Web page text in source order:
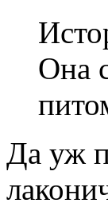
Она
Да уж